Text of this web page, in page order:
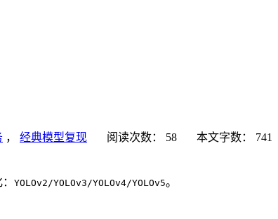
， 经典模型复现 阅读次数： 58 本文字数：
741
YOLOv2/YOLOv3/YOLOv4/YOLOv5。